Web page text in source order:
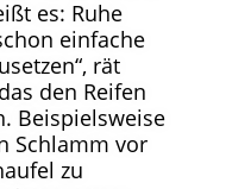
es: Ruhe
einfache
rät
den Reifen
Beispielsweise
Schlamm vor
zu